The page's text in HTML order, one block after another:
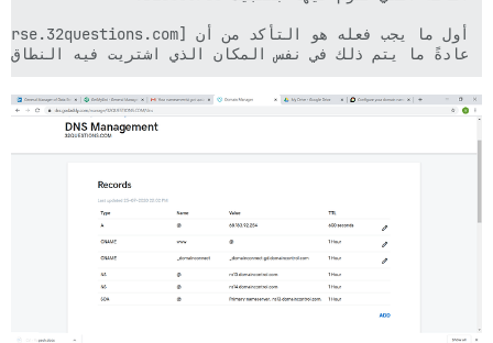
عادةً ما يتم ذلك في نفس المكان الذي اشتريت فيه النطاق.